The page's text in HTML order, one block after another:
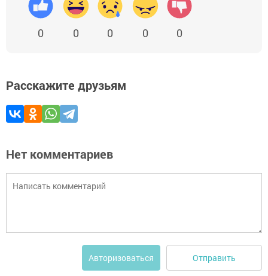
0 0 0 0 0
Расскажите друзьям
Нет комментариев
Авторизоваться Отправить